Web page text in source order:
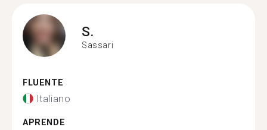
S.
Sassari
FLUENTE
Italiano
APRENDE